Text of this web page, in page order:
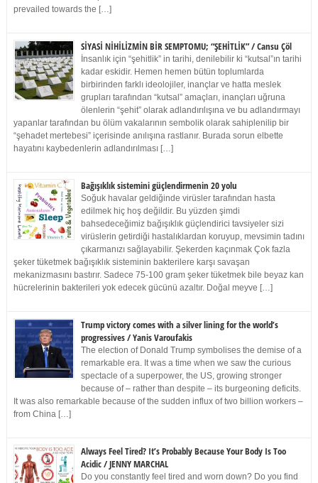
prevailed towards the […]
SİYASİ NİHİLİZMİN BİR SEMPTOMU; “ŞEHİTLİK” / Cansu Çöl
İnsanlık için “şehitlik” in tarihi, denilebilir ki “kutsal”ın tarihi
kadar eskidir. Hemen hemen bütün toplumlarda
birbirinden farklı ideolojiler, inançlar ve hatta meslek
grupları tarafından “kutsal” amaçları, inançları uğruna
ölenlerin “şehit” olarak adlandırılışına ve bu adlandırmayı
yapanlar tarafından bu ölüm vakalarının sembolik olarak sahiplenilip bir
“şehadet mertebesi” içerisinde anılışına rastlanır. Burada sorun elbette
hayatını kaybedenlerin adlandırılması […]
Bağışıklık sistemini güçlendirmenin 20 yolu
Soğuk havalar geldiğinde virüsler tarafından hasta
edilmek hiç hoş değildir. Bu yüzden şimdi
bahsedeceğimiz bağışıklık güçlendirici tavsiyeler sizi
virüslerin getirdiği hastalıklardan koruyup, mevsimin tadını
çıkarmanızı sağlayabilir. Şekerden kaçınmak Çok fazla
şeker tüketmek bağışıklık sisteminin bakterilere karşı savaşan
mekanizmasını bastırır. Sadece 75-100 gram şeker tüketmek bile beyaz kan
hücrelerinin bakterileri yok edecek gücünü azaltır. Doğal meyve […]
Trump victory comes with a silver lining for the world’s
progressives / Yanis Varoufakis
The election of Donald Trump symbolises the demise of a
remarkable era. It was a time when we saw the curious
spectacle of a superpower, the US, growing stronger
because of – rather than despite – its burgeoning deficits.
It was also remarkable because of the sudden influx of two billion workers –
from China […]
Always Feel Tired? It’s Probably Because Your Body Is Too
Acidic / JENNY MARCHAL
Do you constantly feel tired and worn down? Do you find